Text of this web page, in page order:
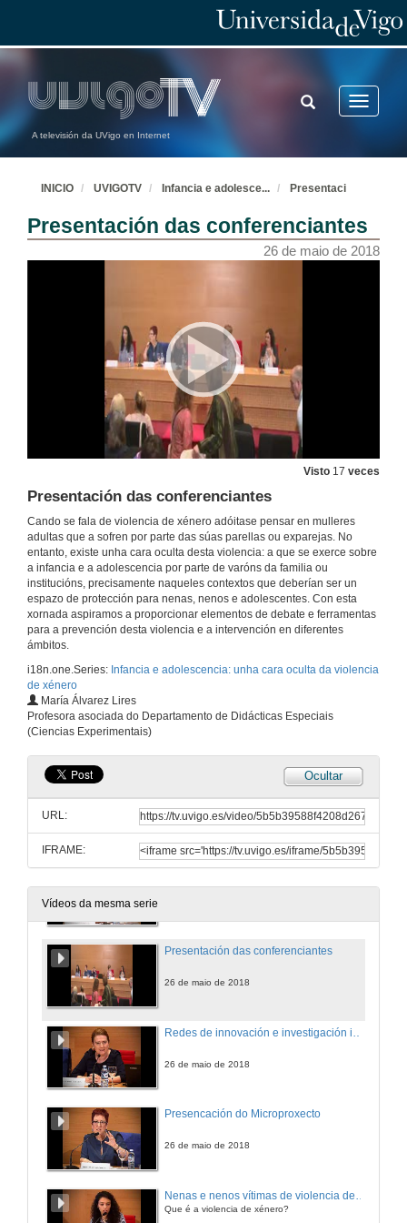
A televisión da UVigo en Internet
Toggle
TOGGLE
SEARCH
INICIO UVIGOTV Infancia e adolesce... Presentaci
Presentación das conferenciantes
26 de maio de 2018
Visto 17 veces
Presentación das conferenciantes
Cando se fala de violencia de xénero adóitase pensar en mulleres
adultas que a sofren por parte das súas parellas ou exparejas. No
entanto, existe unha cara oculta desta violencia: a que se exerce sobre
a infancia e a adolescencia por parte de varóns da familia ou
institucións, precisamente naqueles contextos que deberían ser un
espazo de protección para nenas, nenos e adolescentes. Con esta
xornada aspiramos a proporcionar elementos de debate e ferramentas
para a prevención desta violencia e a intervención en diferentes
ámbitos.
i18n.one.Series: Infancia e adolescencia: unha cara oculta da violencia
de xénero
María Álvarez Lires
Profesora asociada do Departamento de Didácticas Especiais
(Ciencias Experimentais)
Ocultar
URL:
IFRAME:
Vídeos da mesma serie
Intervención de Dª Mari A. Lires.
Intervención de Dª. Carme Fouces Díaz
26 de maio de 2018
Intervención de Dª. Carmela Silva Rego
Presentación das conferenciantes
26 de maio de 2018
26 de maio de 2018
Presencación do Microproxecto
26 de maio de 2018
Que é a violencia de xénero?